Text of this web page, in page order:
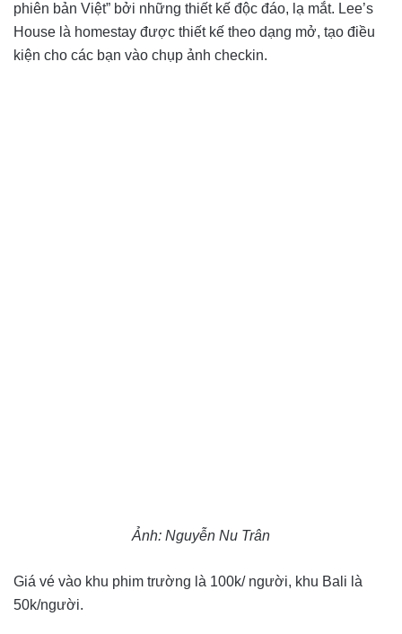
phiên bản Việt” bởi những thiết kế độc đáo, lạ mắt. Lee’s
House là homestay được thiết kế theo dạng mở, tạo điều
kiện cho các bạn vào chụp ảnh checkin.
Ảnh: Nguyễn Nu Trân
Giá vé vào khu phim trường là 100k/ người, khu Bali là
50k/người.